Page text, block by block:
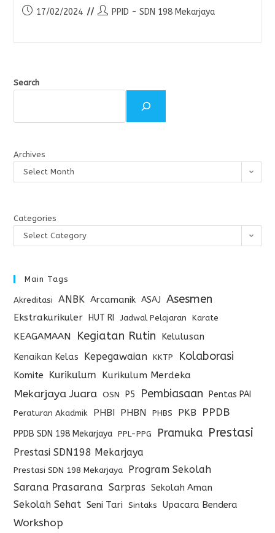
17/02/2024 PPID - SDN 198 Mekarjaya
Search
Archives
Select Month
Categories
Select Category
Main Tags
Akreditasi ANBK Arcamanik ASAJ Asesmen
Ekstrakurikuler HUT RI Jadwal Pelajaran Karate
KEAGAMAAN Kegiatan Rutin
Kelulusan
Kenaikan Kelas
Kepegawaian KKTP Kolaborasi
Komite Kurikulum Kurikulum Merdeka
Mekarjaya Juara OSN P5 Pembiasaan Pentas PAI
Peraturan Akadmik PHBI PHBN PHBS PKB PPDB
PPDB SDN 198 Mekarjaya PPL-PPG Pramuka Prestasi
Prestasi SDN198 Mekarjaya
Prestasi SDN 198 Mekarjaya
Program Sekolah
Sarana Prasarana Sarpras Sekolah Aman
Sekolah Sehat Seni Tari Sintaks Upacara Bendera
Workshop